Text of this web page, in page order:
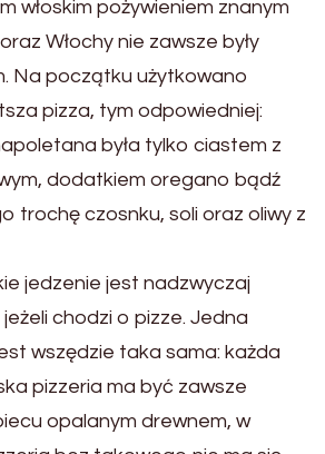
włoskim pożywieniem znanym
Włochy nie zawsze były
Na początku użytkowano
pizza, tym odpowiedniej:
była tylko ciastem z
dodatkiem oregano bądź
trochę czosnku, soli oraz oliwy z
jedzenie jest nadzwyczaj
chodzi o pizze. Jedna
wszędzie taka sama: każda
pizzeria ma być zawsze
opalanym drewnem, w